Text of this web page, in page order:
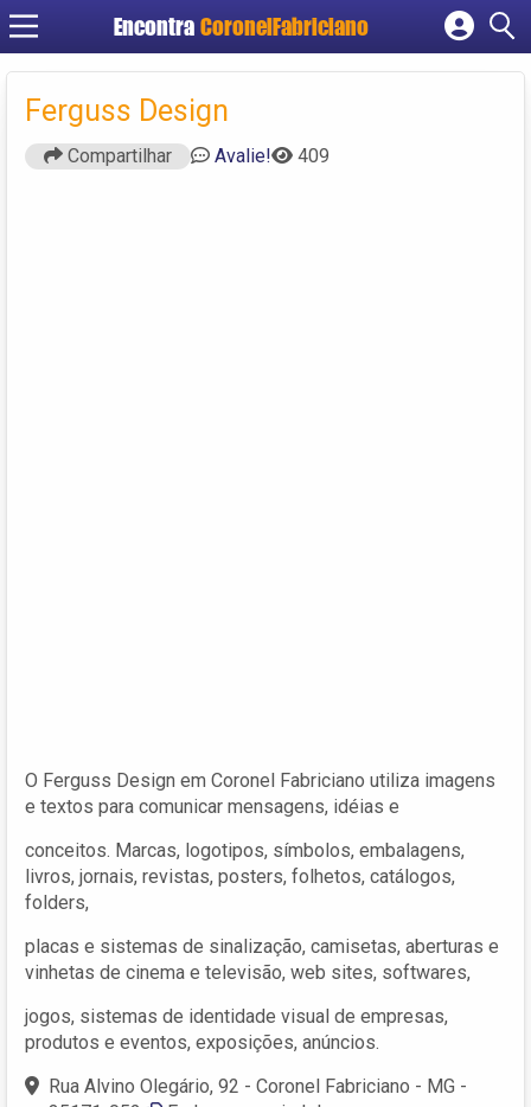
Encontra CoronelFabriciano
Cadastrar empresa
Ferguss Design‎
Compartilhar Avalie! 409
O Ferguss Design‎ em Coronel Fabriciano utiliza imagens
e textos para comunicar mensagens, idéias e
conceitos. Marcas, logotipos, símbolos, embalagens,
livros, jornais, revistas, posters, folhetos, catálogos,
folders,
placas e sistemas de sinalização, camisetas, aberturas e
vinhetas de cinema e televisão, web sites, softwares,
jogos, sistemas de identidade visual de empresas,
produtos e eventos, exposições, anúncios.
Rua Alvino Olegário, 92 - Coronel Fabriciano - MG -